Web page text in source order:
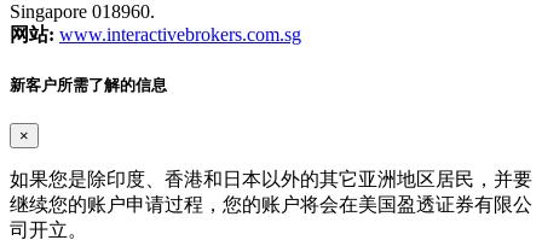
Singapore 018960.
网站: www.interactivebrokers.com.sg
新客户所需了解的信息
×
如果您是除印度、香港和日本以外的其它亚洲地区居民，并要
继续您的账户申请过程，您的账户将会在美国盈透证券有限公
司开立。